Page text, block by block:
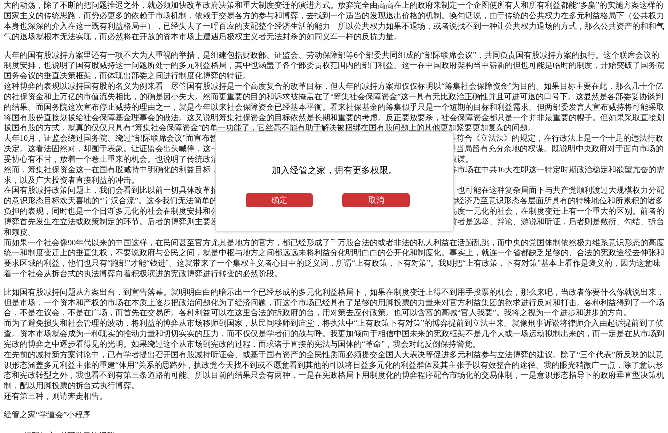
大的动荡，除了不断的把问题推迟之外，就必须加快改革政府决策和重大制度变迁的演进方式。放弃完全由高高在上的政府来制定一个企图使所有人和所有利益都能“多赢”的实施方案这样的
国家主义的传统思路，而势必更多的依赖于市场机制，依赖于交易各方的参与和博弈，去找到一个适当的发现退出价格的机制。换句话说，由于传统的公共权力在多元利益格局下（公共权力
本身也深深的介入在这一既有利益格局中），已经失去了一呼百应的支配整个经济生活的能力，所以公共权力如果不退场，或者说找不到一种让公共权力退场的方式，那么公共资产的和和气
气的退场就根本无法实现，而必然将在开放的资本市场上遭遇后极权主义者无法封杀的如同义军一样的反抗力量。
去年的国有股减持方案里还有一项不大为人重视的举措，是组建包括财政部、证监会、劳动保障部等6个部委共同组成的“部际联席会议”，共同负责国有股减持方案的执行。这个联席会议的
制度安排，也说明了国有股减持这一问题所处于的多元利益格局，其中也涵盖了各个部委责权范围内的部门利益。这一在中国政府架构当中崭新的但也可能是临时的制度，开始突破了国务院
国务会议的垂直决策框架，而体现出部委之间进行制度化博弈的特征。
这种博弈的表现以减持国有股的名义为例来看，尽管国有股减持是一个高度复合的改革目标，但去年的减持方案却仅仅标明以“筹集社会保障资金”为目的。如果目标主要在此，那么几十个亿
的社保资金和上万亿的市值流失相比，的确是因小失大。然而更重要的目的和诉求被掩盖在了“筹集社会保障资金”这一具有无比政治正确性并且可进可退的口号下。这显然是各部委妥协谈判
的结果。而国务院这次宣布停止减持的理由之一，就是今年以来社会保障资金已经基本平衡。看来社保基金的筹集似乎只是一个短期的目标和利益需求。但两部委发言人宣布减持将可能采取
将国有股份直接划拔给社会保障基金理事会的做法。这又说明筹集社保资金的目标依然是长期和重要的考虑。反正要放要杀，社会保障资金都只是一个并非最重要的幌子。但如果采取直接划
拔国有股的方式，就真的仅仅只具有“筹集社会保障资金”的单一功能了，它丝毫不能有助于解决被捆绑在国有股问题上的其他更加紧要更加复杂的问题。
去年10月，证监会绕过国务院、绕过“部际联席会议”而宣布暂停执行国务院暂行规定，也是一件颇值得玩味的事情。有人指出这不符合《立法法》的规定，在行政法上是一个十足的违法行政
决定。这看法固然对，却囿于表象。让证监会出头喊停，这一滑头的做法和打着“筹集社会保障资金”的旗号减持国有股一样，都是当局留有充分余地的权谋。既说明中央政府对于面向市场的
妥协心有不甘，放着一个卷土重来的机会。也说明了传统政治和现代政治的一个极大差别，即传统的统治者不在乎程序，而精于权谋。
然而，筹集社保资金这一在国有股减持中明确化的利益目标，和未明确化的产权结构改革和国有资产退出问题，都敌不过需要证券市场在中共16大在即这一特定时期政治稳定和欲望亢奋的需
求，以及广大投资者直接利益的冲击。
在国有股减持政策问题上，我们会看到比以前一切具体改革措施都复杂万倍的犬牙交错的博弈局面，比如几千万股民的切身利益，也可能在这种复杂局面下与共产党顺利渡过大规模权力分配
的意识形态目标欢天喜地的“宁汉合流”。这令我们无法简单的给予一项具体措施以是非对错的认定。这既是国有股问题在中国政治经济乃至意识形态各层面所具有的特殊地位和所累积的诸多
负担的表现，同时也是一个日渐多元化的社会在制度安排和公共选择上的必然趋势。一个多元利益格局的市场经济社会，和利益高度一元化的社会，在制度变迁上有一个重大的区别。前者的
博弈首先发生在立法或政策制定的环节。后者的博弈则主要发生在执法或政策落实的环节。前者是用手投票，后者是用脚投票。前者是选举、辩论、游说和听证，后者则是敷衍、勾结、拆台
和赖皮。
而如果一个社会像90年代以来的中国这样，在民间甚至官方尤其是地方的官方，都已经形成了千万股合法的或者非法的私人利益在活蹦乱跳，而中央的党国体制依然极力维系意识形态的高度
统一和制度变迁上的垂直集权，不要说政府与公民之间，就是中枢与地方之间都远远未将利益分化明明白白的公开化和制度化。事实上，就连一个省都缺乏足够的、合法的宪政途径去伸张和
要求区域的利益，他们也只有“跑部”才能“钱进”。这就带来了一个集权主义者心目中的贬义词，所谓“上有政策，下有对策”。我则把“上有政策，下有对策”基本上看作是褒义的，因为这意味
着一个社会从拆台式的执法博弈向着积极演进的宪政博弈进行转变的必然阶段。
比如国有股减持问题从方案出台，到宣告落幕。就明明白白的暗示出一个已经形成的多元化利益格局下，如果在制度变迁上得不到用手投票的机会，那么来吧，当政者你要什么你就说出来，
但是市场，一个资本和产权的市场在本质上逐步把政治问题化为了经济问题，而这个市场已经具有了足够的用脚投票的力量来对官方利益集团的欲求进行反对和打击。各种利益得到了一个场
合，不是在议会，不是在广场，而首先在交易所。各种利益可以在这里合法的拆政府的台，用对策去应付政策。也可以含蓄的高喊“官人我要”。我将之视为一个进步和进步的方向。
而为了避免损失和社会管理的波动，将利益的博弈从市场移师到国家，从民间移师到庙堂，将执法中“上有政策下有对策”的博弈提前到立法中来。就像刑事诉讼将律师介入由起诉提前到了侦
查。资本市场就会成为一种现实的推动力量和切切实实的压力，而不仅仅是学者们的鼓与呼。我更加倾向于相信中国未来的宪政框架不是几个人或一场运动拟制出来的，而一定是在从市场到
宪政的博弈之中逐步看得见的光明。如果绕过这个从市场到宪政的过程，而求诸于直接的宪法与国体的“革命”，我会对此反倒保持警觉。
在先前的减持新方案讨论中，已有学者提出召开国有股减持听证会、或基于国有资产的全民性质而必须提交全国人大表决等促进多元利益参与立法博弈的建议。除了“三个代表”所反映的以意
识形态涵盖多元利益主张的重建“体用”关系的思路外，执政党今天找不到或不愿意看到其他的可以将日益多元化的利益群体及其主张予以有效整合的途径。我的眼光稍微广一点，除了意识形
态和宪政转型之外，我也看不到有第三条道路的可能。所以目前的结果只会有两种，一是在宪政格局下用制度化的博弈程序配合市场化的交易体制，一是意识形态指导下的政府垂直型决策机
制，配以用脚投票的拆台式执行博弈。
还有第三种，则请奔走相告。
经管之家“学道会”小程序
加入经管之家，拥有更多权限。
确定 取消